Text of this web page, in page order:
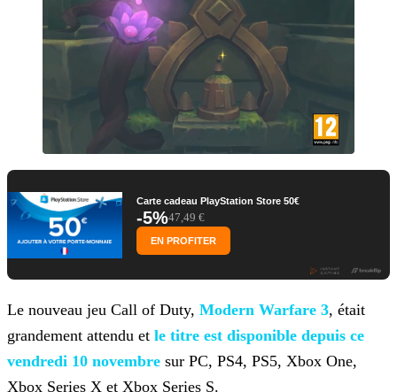
Carte cadeau PlayStation Store 50€
-5%47,49 €
EN PROFITER
Le nouveau jeu Call of Duty, Modern Warfare 3, était
grandement attendu et le titre est disponible depuis ce
vendredi 10 novembre sur PC, PS4, PS5, Xbox One,
Xbox Series X et Xbox Series S.